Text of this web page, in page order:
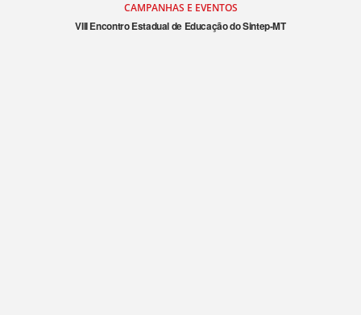
CAMPANHAS E EVENTOS
VIII Encontro Estadual de Educação do Sintep-MT